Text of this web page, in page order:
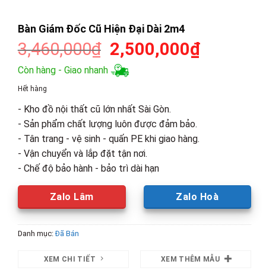
Bàn Giám Đốc Cũ Hiện Đại Dài 2m4
3,460,000₫ Giá
gốc
là:
2,500,000₫Giá
Còn hàng - Giao nhanh
Hết hàng
- Kho đồ nội thất cũ lớn nhất Sài Gòn.
- Sản phẩm chất lượng luôn được đảm bảo.
- Tân trang - vệ sinh - quấn PE khi giao hàng.
- Vận chuyển và lắp đặt tận nơi.
- Chế độ bảo hành - bảo trì dài hạn
Zalo Lâm Zalo Hoà
Danh mục:Đã Bán
XEM CHI TIẾT XEM THÊM MẪU